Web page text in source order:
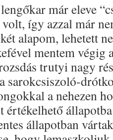
már eleve
így azzal már
alapom, lehetett
mentem végig
trutyi nagy
sarokcsiszoló-
a nehezen
értékelhető
állapotban